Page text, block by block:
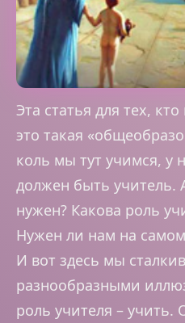
Эта статья для тех,
это такая
коль мы тут учимся, у
должен быть учитель.
нужен? Какова роль
Нужен ли нам на
И вот здесь мы
разнообразными
роль учителя – учить.